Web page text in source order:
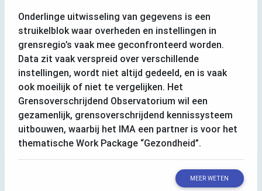
Onderlinge uitwisseling van gegevens is een
struikelblok waar overheden en instellingen in
grensregio’s vaak mee geconfronteerd worden.
Data zit vaak verspreid over verschillende
instellingen, wordt niet altijd gedeeld, en is vaak
ook moeilijk of niet te vergelijken. Het
Grensoverschrijdend Observatorium wil een
gezamenlijk, grensoverschrijdend kennissysteem
uitbouwen, waarbij het IMA een partner is voor het
thematische Work Package “Gezondheid”.
MEER WETEN